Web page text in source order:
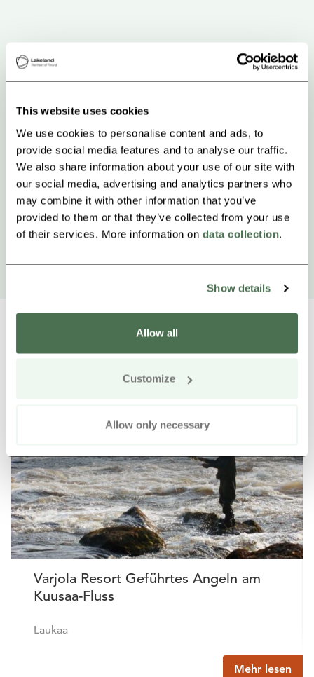
This website uses cookies
We use cookies to personalise content and ads, to
provide social media features and to analyse our traffic.
We also share information about your use of our site with
our social media, advertising and analytics partners who
may combine it with other information that you’ve
provided to them or that they’ve collected from your use
of their services. More information on data collection.
Show details
Allow all
Customize
Allow only necessary
Weitere Produkte in der Nähe
Varjola Resort Geführtes Angeln am
Kuusaa-Fluss
Laukaa
Mehr lesen